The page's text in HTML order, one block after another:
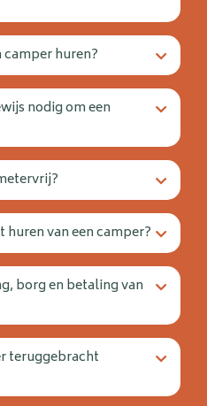
huren?
nodig om een
van een camper?
borg en betaling van
teruggebracht